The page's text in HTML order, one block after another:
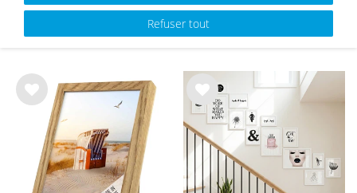
Cadre Photo en Bois Massif
à partir de 8,99 €
Cadre photo Moderne Naturel
à partir de 5,99 €
List
List
e de
sou
hait
Refuser tout